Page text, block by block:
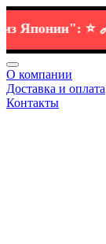
⭐️ 🔗
О компании
Доставка и оплата
Контакты